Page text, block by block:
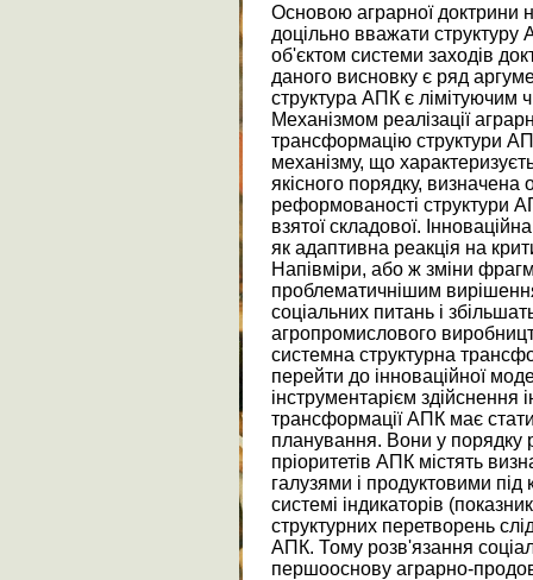
Основою аграрної доктрини
доцільно вважати
об'єктом системи заходів
даного висновку є ряд
структура АПК є лімітуючим
Механізмом реалізації
трансформацію структури
механізму, що
якісного порядку,
реформованості структури
взятої складової.
як адаптивна реакція на
Напівміри, або ж зміни
проблематичнішим
соціальних питань і
агропромислового
системна структурна
перейти до інноваційної
інструментарієм здійснення
трансформації АПК має стати
планування. Вони у порядку
пріоритетів АПК містять
галузями і продуктовими
системі індикаторів
структурних перетворень
АПК. Тому розв'язання
першооснову аграрно-